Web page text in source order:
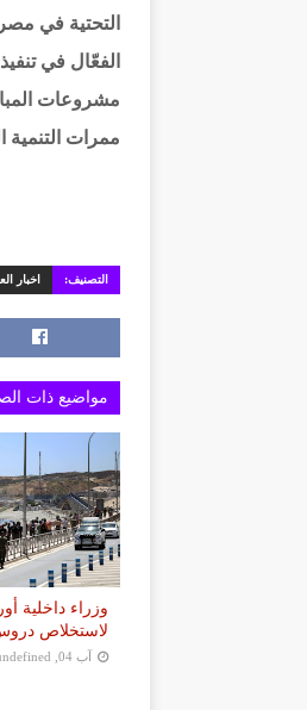
الفعّال في
مشروعات
ممرات
التصنيف: اخبار
مواضيع ذات
وزراء داخلية
لاستخلاص
آب 04, 2026